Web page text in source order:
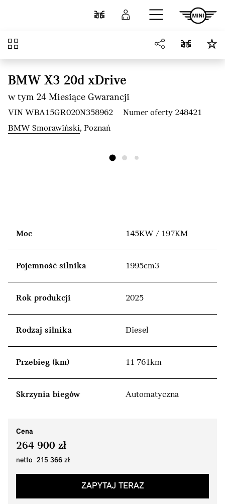
Przejdź do głównej treści
Porównaj Zaloguj się
Przegląd
BMW X3 20d xDrive
w tym 24 Miesiące Gwarancji
VIN WBA15GR020N358962
Numer oferty 248421
BMW Smorawiński, Poznań
Moc 145KW / 197KM
Pojemność silnika 1995cm3
Rok produkcji 2025
Rodzaj silnika Diesel
Przebieg (km) 11 761km
Skrzynia biegów Automatyczna
Cena
264 900 zł
netto 215 366 zł
ZAPYTAJ TERAZ